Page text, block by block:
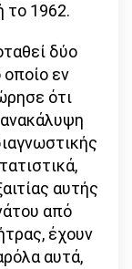
το 1962.
δύο
εν
ότι
αυτής
από
έχουν
αυτά,